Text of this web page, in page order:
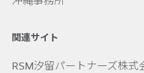
関連サイト
RSM汐留パートナーズ株式